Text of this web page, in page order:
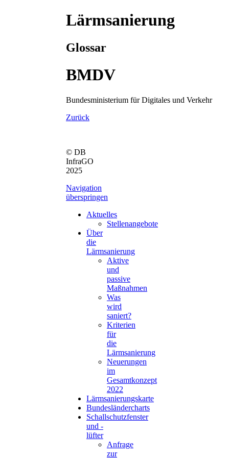
Lärmsanierung
Glossar
BMDV
Bundesministerium für Digitales und Verkehr
Zurück
© DB
InfraGO
2025
Navigation
überspringen
Aktuelles
Stellenangebote
Über
die
Lärmsanierung
Aktive
und
passive
Maßnahmen
Was
wird
saniert?
Kriterien
für
die
Lärmsanierung
Neuerungen
im
Gesamtkonzept
2022
Lärmsanierungskarte
Bundesländercharts
Schallschutzfenster
und -
lüfter
Anfrage
zur